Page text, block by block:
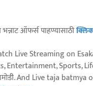
ऑफर्स पाहण्यासाठी
Live Streaming on
Sports,
And Live taja